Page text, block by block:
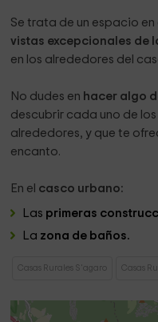
Se trata de un espacio
vistas excepcionales de
en los alrededores del
No dudes en hacer algo
descubrir cada uno de
alrededores, y que te
encanto.
En el casco urbano:
Las primeras
La zona de baños.
Casas Rurales S'agaro Casas